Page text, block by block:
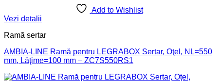
Add to Wishlist
Vezi detalii
Ramă sertar
AMBIA-LINE Ramă pentru LEGRABOX Sertar, Oţel, NL=550
mm, Lăţime=100 mm – ZC7S550RS1